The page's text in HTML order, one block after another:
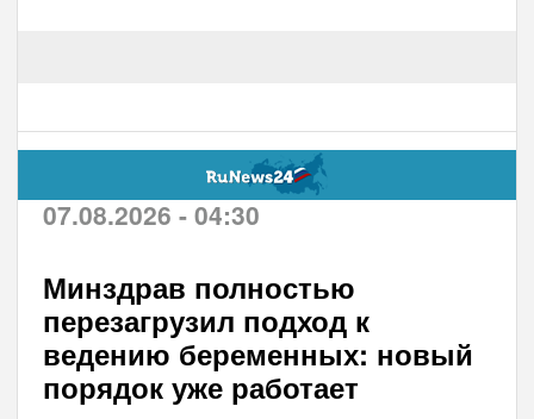
07.08.2026 - 04:30
Минздрав полностью
перезагрузил подход к
ведению беременных: новый
порядок уже работает